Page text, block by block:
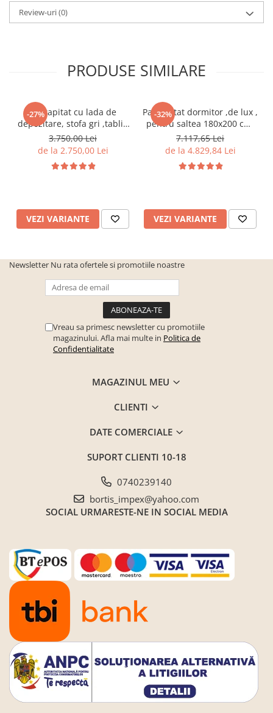
Review-uri(0)
PRODUSE SIMILARE
-27%
Pat tapitat cu lada de
depozitare, stofa gri ,tablie
nasturi matlasata,Bortis
Impex
3.750,00 Lei
de la 2.750,00 Lei
VEZI VARIANTE
-32%
Pat tapitat dormitor ,de lux ,
pentru saltea 180x200 cm,
stofa gri,cu sertare si
suport saltea inclus
7.117,65 Lei
de la 4.829,84 Lei
VEZI VARIANTE
Newsletter Nu rata ofertele si promotiile noastre
Vreau sa primesc newsletter cu promotiile
magazinului. Afla mai multe in Politica de
Confidentialitate
MAGAZINUL MEU
CLIENTI
DATE COMERCIALE
SUPORT CLIENTI 10-18
0740239140
bortis_impex@yahoo.com
SOCIAL URMARESTE-NE IN SOCIAL MEDIA